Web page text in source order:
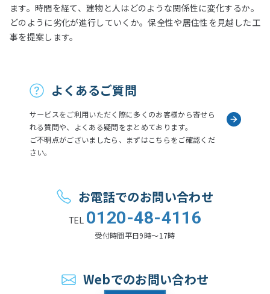
ます。時間を経て、建物と人はどのような関係性に変化するか。
どのように劣化が進行していくか。保全性や居住性を見越した工
事を提案します。
よくあるご質問
サービスをご利用いただく際に多くのお客様から寄せら
れる質問や、よくある疑問をまとめております。
ご不明点がございましたら、まずはこちらをご確認くだ
さい。
お電話でのお問い合わせ
TEL 0120-48-4116
受付時間平日9時〜17時
Webでのお問い合わせ